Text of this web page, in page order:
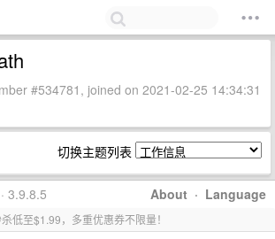
#534781, joined on 2021-02-25 14:34:31
切换主题列表
About · Language
3.9.8.5
低至$1.99，多重优惠券不限量！